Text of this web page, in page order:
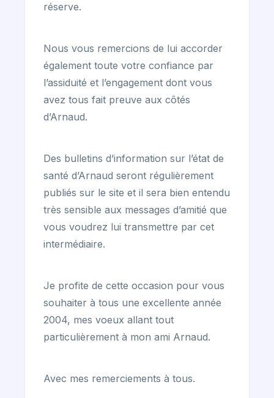
réserve.
Nous vous remercions de lui accorder
également toute votre confiance par
l’assiduité et l’engagement dont vous
avez tous fait preuve aux côtés
d’Arnaud.
Des bulletins d’information sur l’état de
santé d’Arnaud seront régulièrement
publiés sur le site et il sera bien entendu
très sensible aux messages d’amitié que
vous voudrez lui transmettre par cet
intermédiaire.
Je profite de cette occasion pour vous
souhaiter à tous une excellente année
2004, mes voeux allant tout
particulièrement à mon ami Arnaud.
Avec mes remerciements à tous.